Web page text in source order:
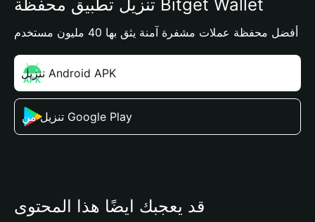
تنزيل تطبيق محفظة Bitget Wallet
أفضل محفظة عملات مشفرة آمنة يثق بها 40 مليون مستخدم
تنزيل Android APK
تنزيل من Google Play
قد يعجبك أيضًا هذا المحتوى